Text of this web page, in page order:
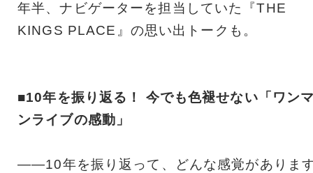
年半、ナビゲーターを担当していた『THE
KINGS PLACE』の思い出トークも。
■10年を振り返る！ 今でも色褪せない「ワン
ンライブの感動」
――10年を振り返って、どんな感覚がありま